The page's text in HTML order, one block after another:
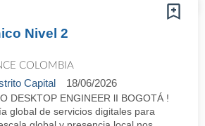
Nivel 2
COLOMBIA
Capital 18/06/2026
DESKTOP ENGINEER lI BOGOTÁ !
global de servicios digitales para